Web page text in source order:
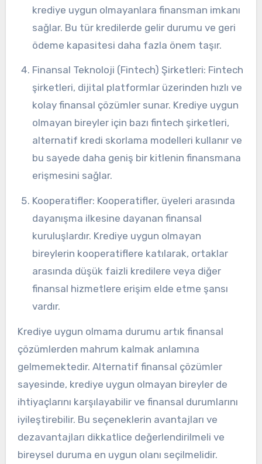
krediye uygun olmayanlara finansman imkanı
sağlar. Bu tür kredilerde gelir durumu ve geri
ödeme kapasitesi daha fazla önem taşır.
Finansal Teknoloji (Fintech) Şirketleri: Fintech
şirketleri, dijital platformlar üzerinden hızlı ve
kolay finansal çözümler sunar. Krediye uygun
olmayan bireyler için bazı fintech şirketleri,
alternatif kredi skorlama modelleri kullanır ve
bu sayede daha geniş bir kitlenin finansmana
erişmesini sağlar.
Kooperatifler: Kooperatifler, üyeleri arasında
dayanışma ilkesine dayanan finansal
kuruluşlardır. Krediye uygun olmayan
bireylerin kooperatiflere katılarak, ortaklar
arasında düşük faizli kredilere veya diğer
finansal hizmetlere erişim elde etme şansı
vardır.
Krediye uygun olmama durumu artık finansal
çözümlerden mahrum kalmak anlamına
gelmemektedir. Alternatif finansal çözümler
sayesinde, krediye uygun olmayan bireyler de
ihtiyaçlarını karşılayabilir ve finansal durumlarını
iyileştirebilir. Bu seçeneklerin avantajları ve
dezavantajları dikkatlice değerlendirilmeli ve
bireysel duruma en uygun olanı seçilmelidir.